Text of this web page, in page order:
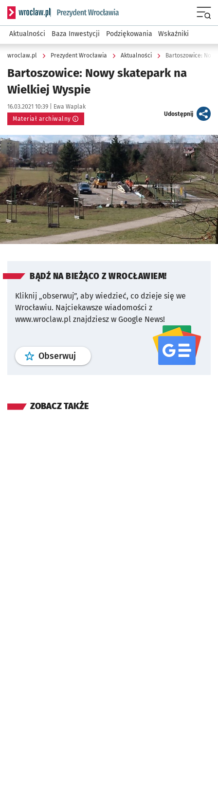
Serwis informacyjny wroclaw.pl podserwis: Prezydent
Aktualności Baza Inwestycji Podziękowania Wskaźniki
wroclaw.pl Prezydent Wrocławia Aktualności Bartoszowice:
Bartoszowice: Nowy skatepark na
Wielkiej Wyspie
Data publikacji:
16.03.2021 10:39 | Autor:
Ewa Waplak
Materiał archiwalny
Udostępnijartykuł
Kliknij, aby powiększyć
BĄDŹ NA BIEŻĄCO Z WROCŁAWIEM!
Kliknij „obserwuj”, aby wiedzieć, co dzieje się we
Wrocławiu. Najciekawsze wiadomości z
www.wroclaw.pl znajdziesz w Google News!
Obserwuj profil serwisu
ZOBACZ TAKŻE